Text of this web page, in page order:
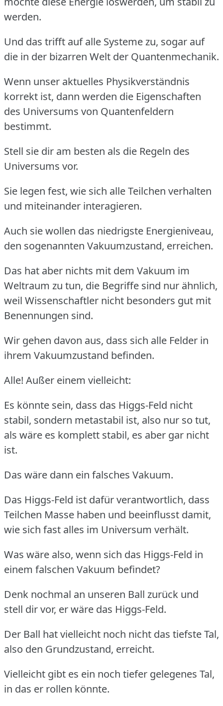
werden.
Und das trifft auf alle Systeme zu, sogar auf
die in der bizarren Welt der Quantenmechanik.
Wenn unser aktuelles Physikverständnis
korrekt ist, dann werden die Eigenschaften
des Universums von Quantenfeldern
bestimmt.
Stell sie dir am besten als die Regeln des
Universums vor.
Sie legen fest, wie sich alle Teilchen verhalten
und miteinander interagieren.
Auch sie wollen das niedrigste Energieniveau,
den sogenannten Vakuumzustand, erreichen.
Das hat aber nichts mit dem Vakuum im
Weltraum zu tun, die Begriffe sind nur ähnlich,
weil Wissenschaftler nicht besonders gut mit
Benennungen sind.
Wir gehen davon aus, dass sich alle Felder in
ihrem Vakuumzustand befinden.
Alle! Außer einem vielleicht:
Es könnte sein, dass das Higgs-Feld nicht
stabil, sondern metastabil ist, also nur so tut,
als wäre es komplett stabil, es aber gar nicht
ist.
Das wäre dann ein falsches Vakuum.
Das Higgs-Feld ist dafür verantwortlich, dass
Teilchen Masse haben und beeinflusst damit,
wie sich fast alles im Universum verhält.
Was wäre also, wenn sich das Higgs-Feld in
einem falschen Vakuum befindet?
Denk nochmal an unseren Ball zurück und
stell dir vor, er wäre das Higgs-Feld.
Der Ball hat vielleicht noch nicht das tiefste Tal,
also den Grundzustand, erreicht.
Vielleicht gibt es ein noch tiefer gelegenes Tal,
in das er rollen könnte.